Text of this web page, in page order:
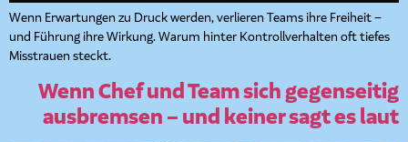
Wenn Erwartungen zu Druck werden, verlieren Teams ihre Freiheit –
und Führung ihre Wirkung. Warum hinter Kontrollverhalten oft tiefes
Misstrauen steckt.
Wenn Chef und Team sich gegenseitig
ausbremsen – und keiner sagt es laut